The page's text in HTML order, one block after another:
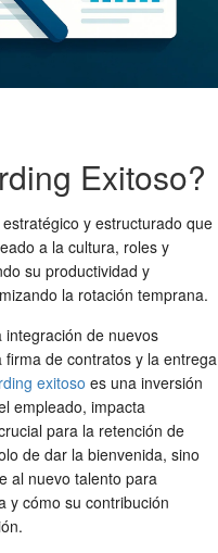
Exitoso?
y estructurado que
a la cultura, roles y
su productividad y
la rotación temprana.
integración de nuevos
de contratos y la entrega
exitoso es una inversión
empleado, impacta
para la retención de
de dar la bienvenida, sino
al nuevo talento para
y cómo su contribución